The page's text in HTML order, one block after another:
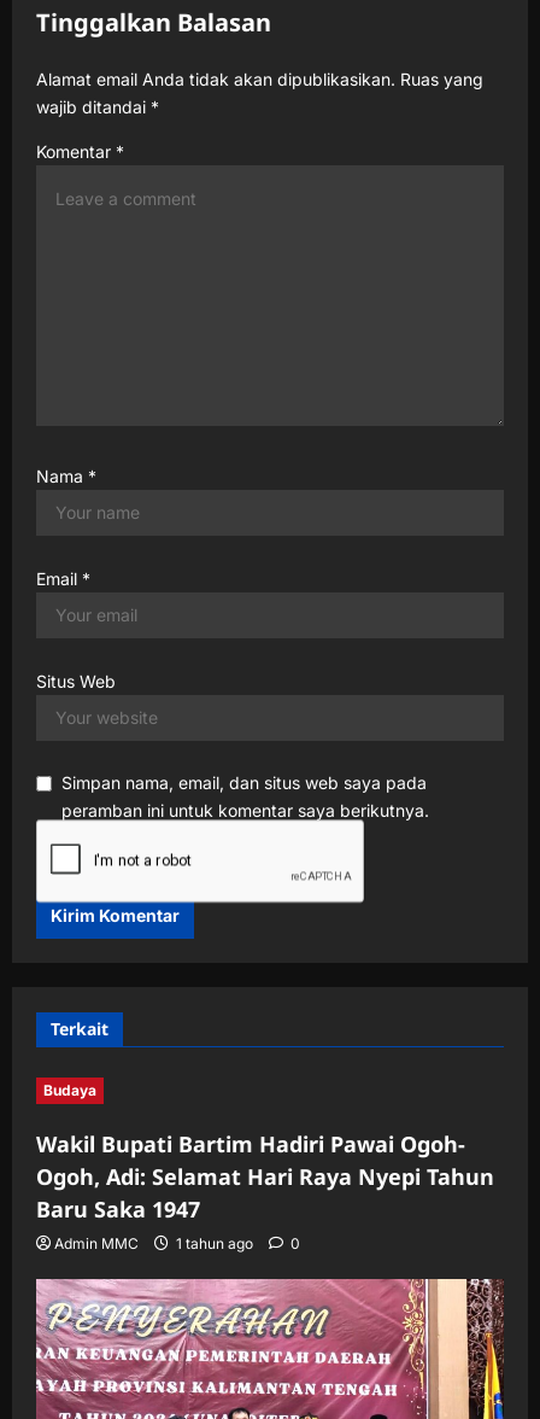
g
a
t
i
Tinggalkan Balasan
Alamat email Anda tidak akan dipublikasikan. Ruas yang
wajib ditandai *
Komentar *
Nama *
Email *
Situs Web
Simpan nama, email, dan situs web saya pada
peramban ini untuk komentar saya berikutnya.
Terkait
Budaya
Wakil Bupati Bartim Hadiri Pawai Ogoh-
Ogoh, Adi: Selamat Hari Raya Nyepi Tahun
Baru Saka 1947
Admin MMC 1 tahun ago 0